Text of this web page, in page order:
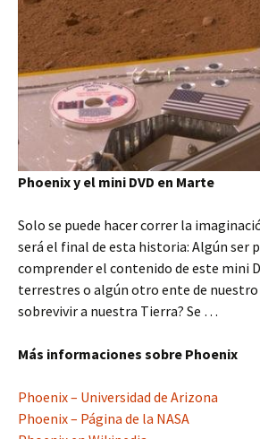
Phoenix y el mini DVD en Marte
Solo se puede hacer correr la
será el final de esta historia: Algún ser
comprender el contenido de este mini
terrestres o algún otro ente de nuestro
sobrevivir a nuestra Tierra? Se …
Más informaciones sobre Phoenix
Phoenix – Universidad de Arizona
Phoenix – Página de la NASA